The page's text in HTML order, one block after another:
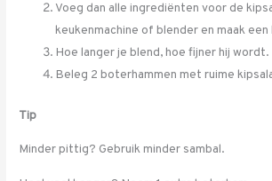
Voeg dan alle ingrediënten voor de
keukenmachine of blender en maak
Hoe langer je blend, hoe fijner hij wordt.
Beleg 2 boterhammen met ruime
Tip
Minder pittig? Gebruik minder sambal.